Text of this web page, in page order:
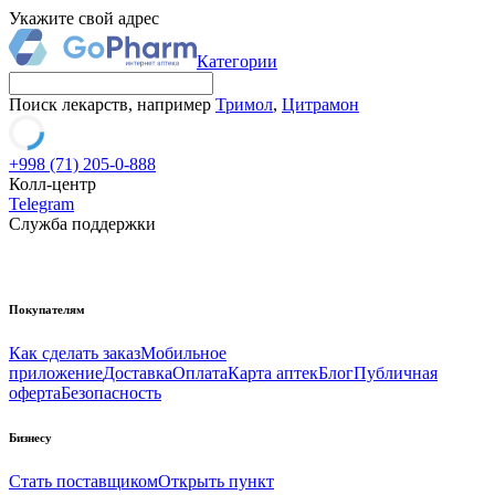
Укажите свой адрес
Категории
Поиск лекарств, например Тримол, Цитрамон
+998 (71) 205-0-888
Колл-центр
Telegram
Служба поддержки
Покупателям
Как сделать заказМобильное
приложениеДоставкаОплатаКарта аптекБлогПубличная
офертаБезопасность
Бизнесу
Стать поставщикомОткрыть пункт